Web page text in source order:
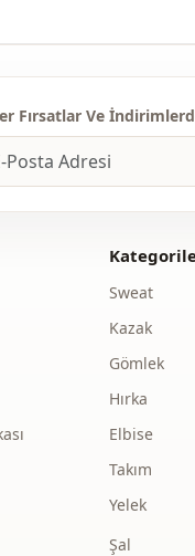
Fırsatlar Ve
Sweat
Kazak
Gömlek
Hırka
Elbise
Takım
Yelek
Şal